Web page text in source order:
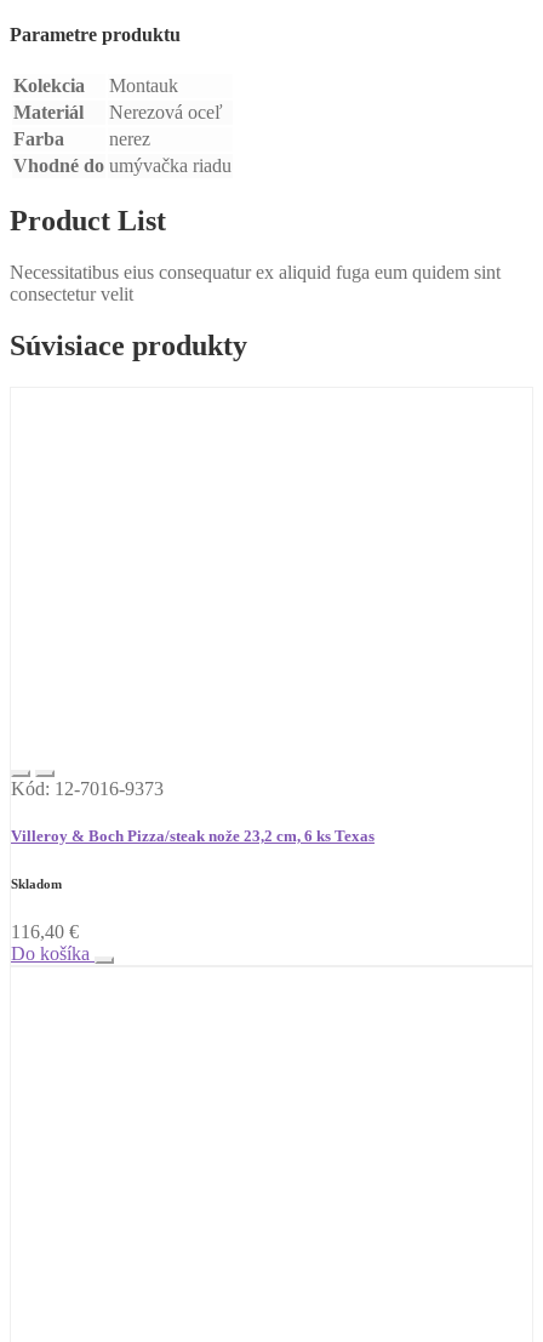
Parametre produktu
Kolekcia
Montauk
Materiál
Nerezová oceľ
Farba
nerez
Vhodné do umývačka riadu
Product List
Necessitatibus eius consequatur ex aliquid fuga eum quidem sint
consectetur velit
Súvisiace produkty
Kód: 12-7016-9373
Villeroy & Boch Pizza/steak nože 23,2 cm, 6 ks Texas
Skladom
116,40 €
Do košíka